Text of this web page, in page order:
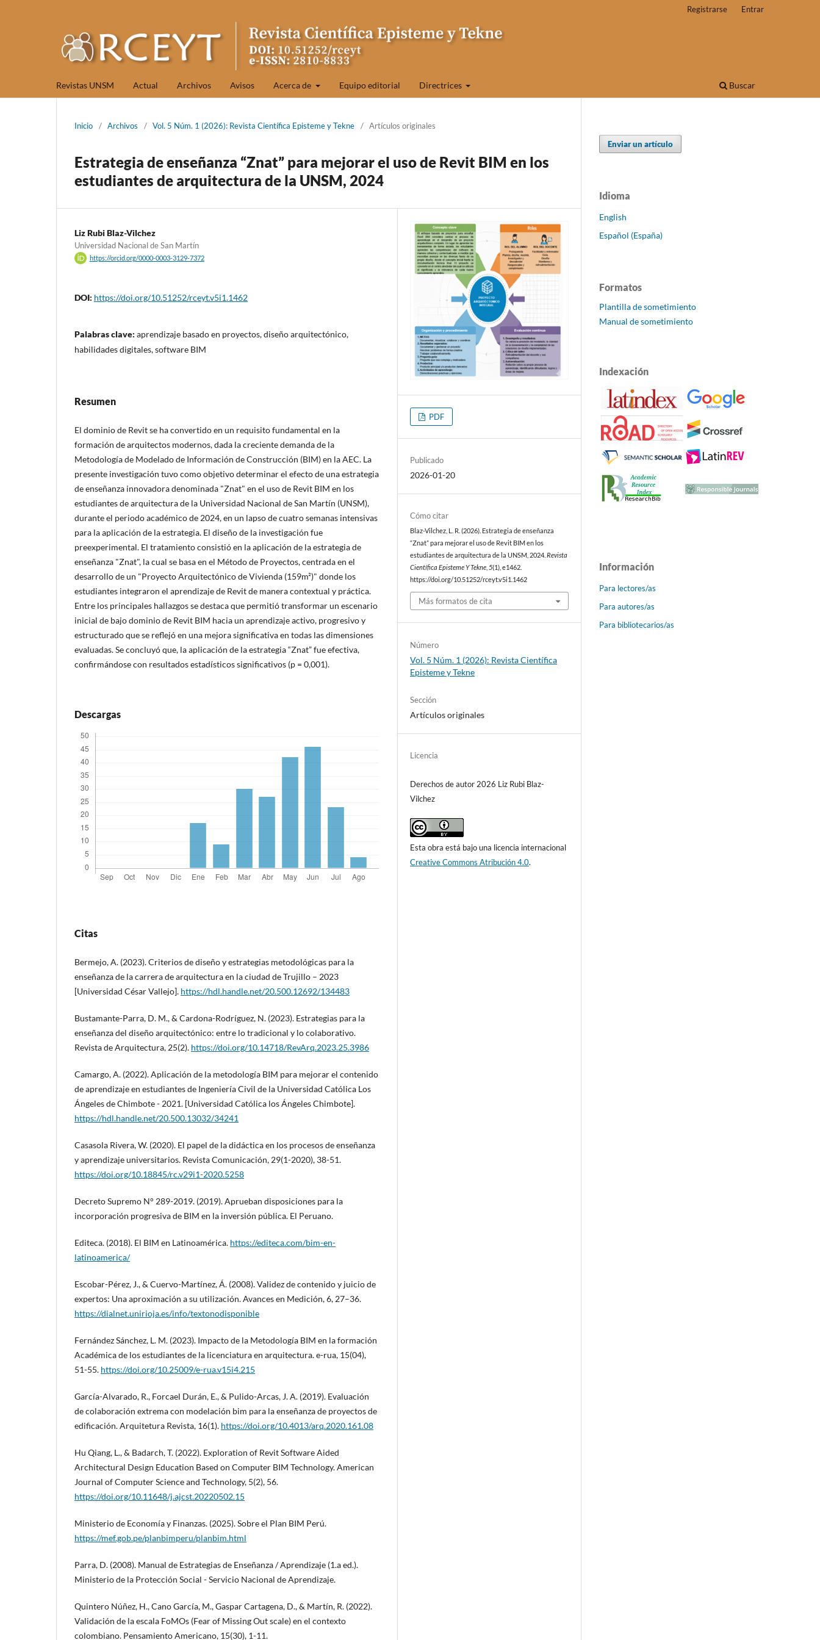
Revistas UNSM Actual Archivos Avisos Acerca de Equipo editorial Directrices Buscar
Registrarse Entrar
Inicio / Archivos / Vol. 5 Núm. 1 (2026): Revista Científica Episteme y Tekne / Artículos originales
Estrategia de enseñanza “Znat” para mejorar el uso de Revit BIM en los
estudiantes de arquitectura de la UNSM, 2024
Liz Rubi Blaz-Vilchez
Universidad Nacional de San Martín
https://orcid.org/0000-0003-3129-7372
DOI: https://doi.org/10.51252/rceyt.v5i1.1462
Palabras clave: aprendizaje basado en proyectos, diseño arquitectónico,
habilidades digitales, software BIM
Resumen
El dominio de Revit se ha convertido en un requisito fundamental en la
formación de arquitectos modernos, dada la creciente demanda de la
Metodología de Modelado de Información de Construcción (BIM) en la AEC. La
presente investigación tuvo como objetivo determinar el efecto de una estrategia
de enseñanza innovadora denominada "Znat" en el uso de Revit BIM en los
estudiantes de arquitectura de la Universidad Nacional de San Martín (UNSM),
durante el periodo académico de 2024, en un lapso de cuatro semanas intensivas
para la aplicación de la estrategia. El diseño de la investigación fue
preexperimental. El tratamiento consistió en la aplicación de la estrategia de
enseñanza "Znat", la cual se basa en el Método de Proyectos, centrada en el
desarrollo de un "Proyecto Arquitectónico de Vivienda (159m²)" donde los
estudiantes integraron el aprendizaje de Revit de manera contextual y práctica.
Entre los principales hallazgos se destaca que permitió transformar un escenario
inicial de bajo dominio de Revit BIM hacia un aprendizaje activo, progresivo y
estructurado que se reflejó en una mejora significativa en todas las dimensiones
evaluadas. Se concluyó que, la aplicación de la estrategia “Znat” fue efectiva,
confirmándose con resultados estadísticos significativos (p = 0,001).
Descargas
Citas
Bermejo, A. (2023). Criterios de diseño y estrategias metodológicas para la
enseñanza de la carrera de arquitectura en la ciudad de Trujillo – 2023
[Universidad César Vallejo]. https://hdl.handle.net/20.500.12692/134483
Bustamante-Parra, D. M., & Cardona-Rodríguez, N. (2023). Estrategias para la
enseñanza del diseño arquitectónico: entre lo tradicional y lo colaborativo.
Revista de Arquitectura, 25(2). https://doi.org/10.14718/RevArq.2023.25.3986
Camargo, A. (2022). Aplicación de la metodología BIM para mejorar el contenido
de aprendizaje en estudiantes de Ingeniería Civil de la Universidad Católica Los
Ángeles de Chimbote - 2021. [Universidad Católica los Ángeles Chimbote].
https://hdl.handle.net/20.500.13032/34241
Casasola Rivera, W. (2020). El papel de la didáctica en los procesos de enseñanza
y aprendizaje universitarios. Revista Comunicación, 29(1-2020), 38-51.
https://doi.org/10.18845/rc.v29i1-2020.5258
Decreto Supremo N° 289-2019. (2019). Aprueban disposiciones para la
incorporación progresiva de BIM en la inversión pública. El Peruano.
Editeca. (2018). El BIM en Latinoamérica. https://editeca.com/bim-en-
latinoamerica/
Escobar-Pérez, J., & Cuervo-Martínez, Á. (2008). Validez de contenido y juicio de
expertos: Una aproximación a su utilización. Avances en Medición, 6, 27–36.
https://dialnet.unirioja.es/info/textonodisponible
Fernández Sánchez, L. M. (2023). Impacto de la Metodología BIM en la formación
Académica de los estudiantes de la licenciatura en arquitectura. e-rua, 15(04),
51-55. https://doi.org/10.25009/e-rua.v15i4.215
García-Alvarado, R., Forcael Durán, E., & Pulido-Arcas, J. A. (2019). Evaluación
de colaboración extrema con modelación bim para la enseñanza de proyectos de
edificación. Arquitetura Revista, 16(1). https://doi.org/10.4013/arq.2020.161.08
Hu Qiang, L., & Badarch, T. (2022). Exploration of Revit Software Aided
Architectural Design Education Based on Computer BIM Technology. American
Journal of Computer Science and Technology, 5(2), 56.
https://doi.org/10.11648/j.ajcst.20220502.15
Ministerio de Economía y Finanzas. (2025). Sobre el Plan BIM Perú.
https://mef.gob.pe/planbimperu/planbim.html
Parra, D. (2008). Manual de Estrategias de Enseñanza / Aprendizaje (1.a ed.).
Ministerio de la Protección Social - Servicio Nacional de Aprendizaje.
Quintero Núñez, H., Cano García, M., Gaspar Cartagena, D., & Martín, R. (2022).
Validación de la escala FoMOs (Fear of Missing Out scale) en el contexto
colombiano. Pensamiento Americano, 15(30), 1-11.
PDF
Publicado
2026-01-20
Cómo citar
Blaz-Vilchez, L. R. (2026). Estrategia de enseñanza
“Znat” para mejorar el uso de Revit BIM en los
estudiantes de arquitectura de la UNSM, 2024.Revista
Científica Episteme Y Tekne ,5(1), e1462.
https://doi.org/10.51252/rceyt.v5i1.1462
Más formatos de cita
Número
Vol. 5 Núm. 1 (2026): Revista Científica
Episteme y Tekne
Sección
Artículos originales
Licencia
Derechos de autor 2026 Liz Rubi Blaz-
Vilchez
Esta obra está bajo una licencia internacional
Creative Commons Atribución 4.0.
Enviar un artículo
Idioma
English
Español (España)
Formatos
Plantilla de sometimiento
Manual de sometimiento
Indexación
Información
Para lectores/as
Para autores/as
Para bibliotecarios/as